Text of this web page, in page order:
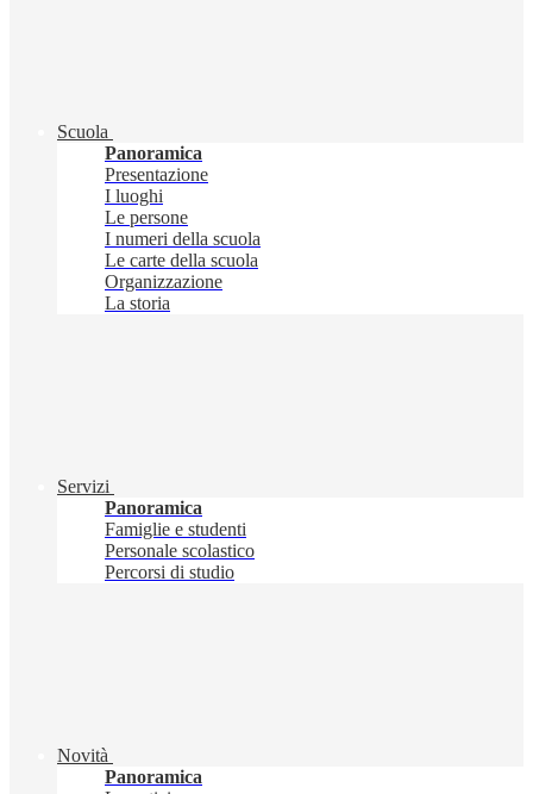
Scuola
Panoramica
Presentazione
I luoghi
Le persone
I numeri della scuola
Le carte della scuola
Organizzazione
La storia
Servizi
Panoramica
Famiglie e studenti
Personale scolastico
Percorsi di studio
Novità
Panoramica